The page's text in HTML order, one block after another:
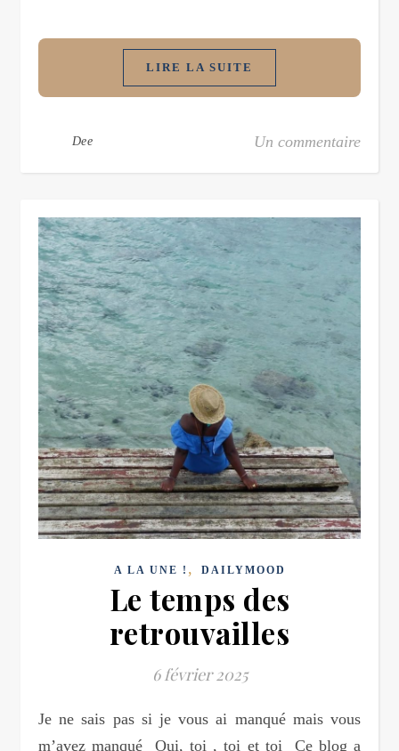
LIRE LA SUITE
Dee Un commentaire
A LA UNE ! , DAILYMOOD
Le temps des
retrouvailles
6 février 2025
Je ne sais pas si je vous ai manqué mais vous
m’avez manqué Oui, toi , toi et toi Ce blog a